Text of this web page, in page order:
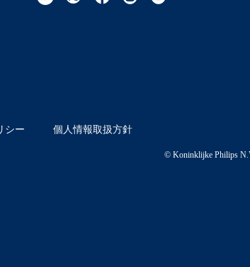
シー 個人情報取扱方針
© Koninklijke Philips